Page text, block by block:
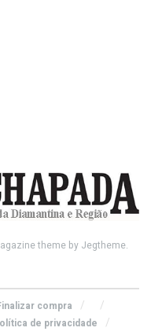
theme by Jegtheme.
compra
de privacidade